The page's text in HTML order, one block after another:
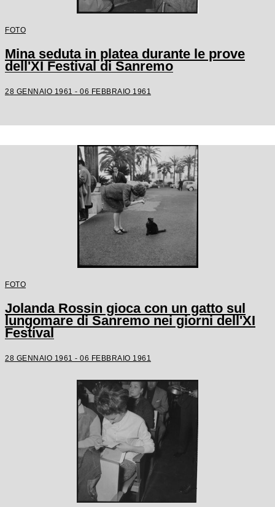
FOTO
Mina seduta in platea durante le prove
dell'XI Festival di Sanremo
28 GENNAIO 1961 - 06 FEBBRAIO 1961
FOTO
Jolanda Rossin gioca con un gatto sul
lungomare di Sanremo nei giorni dell'XI
Festival
28 GENNAIO 1961 - 06 FEBBRAIO 1961